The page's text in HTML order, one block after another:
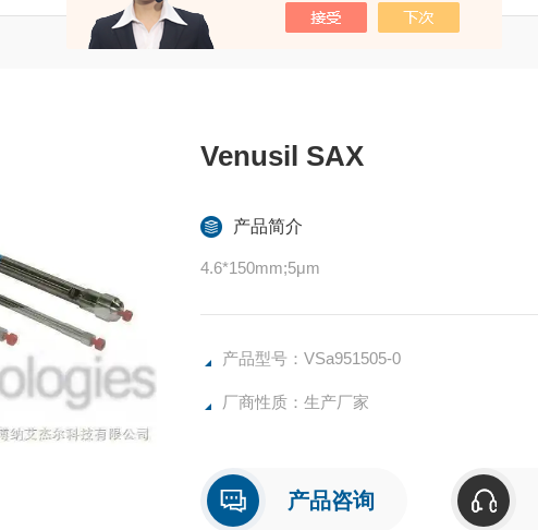
Venusil SAX
产品简介
4.6*150mm;5μm
产品型号：VSa951505-0
厂商性质：生产厂家
产品咨询